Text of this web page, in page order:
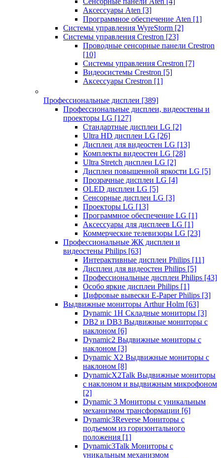
Аксессуары Aten [3]
Программное обеспечение Aten [1]
Системы управления WyreStorm [2]
Системы управления Crestron [23]
Проводные сенсорные панели Crestron
[10]
Системы управления Crestron [7]
Видеосистемы Crestron [5]
Аксессуары Crestron [1]
Профессиональные дисплеи [389]
Профессиональные дисплеи, видеостены и
проекторы LG [127]
Стандартные дисплеи LG [2]
Ultra HD дисплеи LG [26]
Дисплеи для видеостен LG [13]
Комплекты видеостен LG [28]
Ultra Stretch дисплеи LG [2]
Дисплеи повышенной яркости LG [5]
Прозрачные дисплеи LG [4]
OLED дисплеи LG [5]
Сенсорные дисплеи LG [3]
Проекторы LG [13]
Программное обеспечение LG [1]
Аксессуары для дисплеев LG [1]
Коммерческие телевизоры LG [23]
Профессиональные ЖК дисплеи и
видеостены Philips [63]
Интерактивные дисплеи Philips [11]
Дисплеи для видеостен Philips [5]
Профессиональные дисплеи Philips [43]
Особо яркие дисплеи Philips [1]
Цифровые вывески E-Paper Philips [3]
Выдвижные мониторы Arthur Holm [63]
Dynamic 1Н Складные мониторы [3]
DB2 и DB3 Выдвижные мониторы с
наклоном [6]
Dynamic2 Выдвижные мониторы с
наклоном [3]
Dynamic X2 Выдвижные мониторы с
наклоном [8]
DynamicX2Talk Выдвижные мониторы
с наклоном и выдвижным микрофоном
[2]
Dynamic 3 Мониторы с уникальным
механизмом трансформации [6]
Dynamic3Reverse Мониторы с
подъемом из горизонтального
положения [1]
Dynamic3Talk Мониторы с
уникальным механизмом